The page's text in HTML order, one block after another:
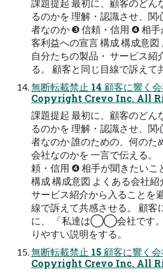
課題提起 最初に、顧客のどん
るのかを 理解・認識させ、
者なのか ❸ 信頼・信⽤ ❹ 相
客利益への宣⾔ 構成 構成意
⾃分たちの製品・ サービス紹
る。 顧客と同じ⽬線で訴えて
無断転載禁⽌ 14 顧客に響く
Copyright Crevo Inc. All
課題提起 最初に、顧客のどん
るのかを 理解・認識させ、
者なのか 誰のための、何のた
会社なのかを ⼀⾔で伝える。
頼・信⽤ ❹ 相⼿が聞きたいこ
構成 構成意図 よくある会社紹
サービス紹介から⼊ることを
線で訴えて共感させる。 顧客
に、 「私達は◯◯会社です。
りやすい説明をする。
無断転載禁⽌ 15 顧客に響く
Copyright Crevo Inc. All